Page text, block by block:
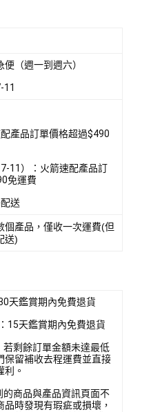
（週一到週六）
11
產品訂單價格超過$490
11）：火箭速配產品訂
免運費
送
個產品，僅收一次運費(但
送)
天鑑賞期內免費退貨
15天鑑賞期內免費退貨
若剩餘訂單金額未達最低
保留補收去程運費並直接
利。
的商品與產品資訊頁面不
品時發現有瑕疵或損壞，